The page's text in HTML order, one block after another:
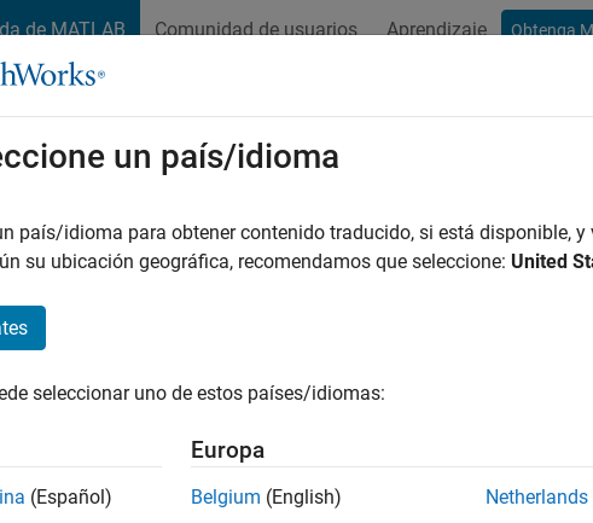
de MATLAB Comunidad de usuarios Aprendizaje Obtenga
How
un país/idioma
país/idioma para obtener contenido traducido, si está disponible,
su ubicación geográfica, recomendamos que seleccione: United
seleccionar uno de estos países/idiomas:
(Español)
Europa
Belgium (English)
Netherlands